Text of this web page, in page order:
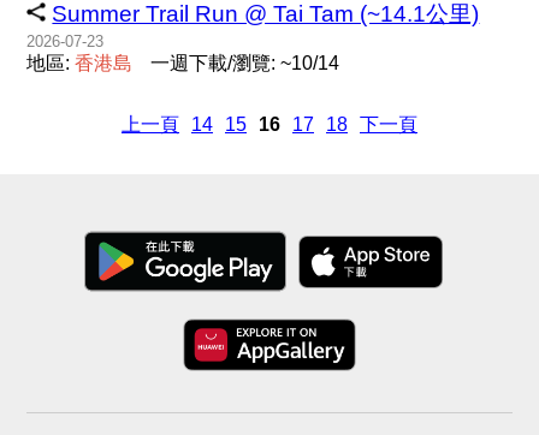
Summer Trail Run @ Tai Tam (~14.1公里)
2026-07-23
地區:香港島 一週下載/瀏覽: ~10/14
上一頁 14 15 16 17 18 下一頁